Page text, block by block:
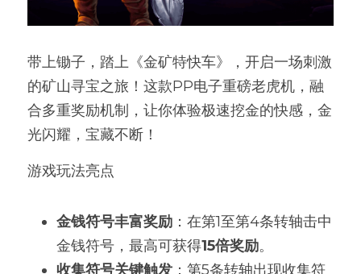
带上锄子，踏上《金矿特快车》，开启一场刺激
的矿山寻宝之旅！这款PP电子重磅老虎机，融
合多重奖励机制，让你体验极速挖金的快感，金
光闪耀，宝藏不断！
游戏玩法亮点
金钱符号丰富奖励 ：在第1至第4条转轴击中
金钱符号，最高可获得15倍奖励。
收集符号关键触发 ：第5条转轴出现收集符